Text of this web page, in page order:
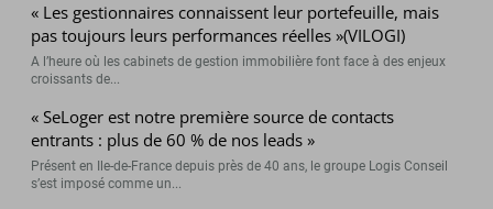
« Les gestionnaires connaissent leur portefeuille, mais
pas toujours leurs performances réelles »(VILOGI)
A l’heure où les cabinets de gestion immobilière font face à des enjeux
croissants de...
« SeLoger est notre première source de contacts
entrants : plus de 60 % de nos leads »
Présent en Ile-de-France depuis près de 40 ans, le groupe Logis Conseil
s’est imposé comme un...